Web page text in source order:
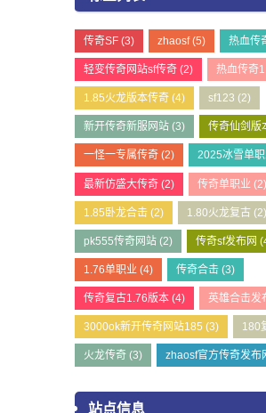
传奇SF (3) zhaosf(5) 热血传
轻变传奇网站sf传奇 (2) 热血传奇
1.85火龙版本传奇 (4) sf123 (2)
新开传奇新服网站 (3) 传奇仙剑版
一怪一专属传奇 (2) 2025冰雪单
最新仿盛大传奇 (2) 传奇单职业 (2)
1.85卧龙合击 (2) 1.80火龙复古 (2)
pk555传奇网站 (2) 传奇sf发布网
1.76单职业 (4) 传奇合击 (3)
传奇复古1.76版本 (4) 英雄合击发
3000ok新开传奇网站185 (3) 180
火龙传奇 (3) zhaosf官方传奇发布
站点信息